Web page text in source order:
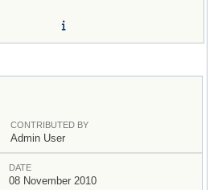
CONTRIBUTED BY
Admin User
DATE
08 November 2010